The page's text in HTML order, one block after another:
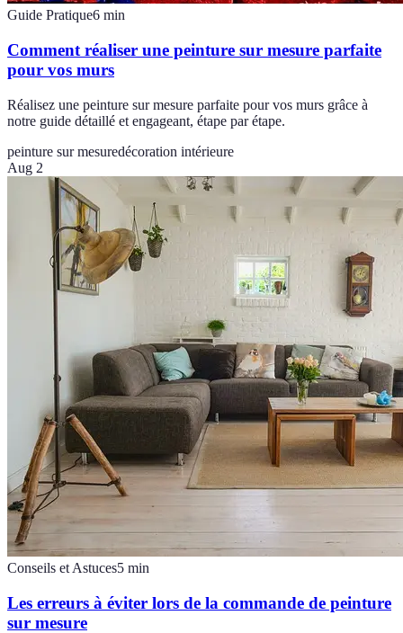
Guide Pratique6 min
Comment réaliser une peinture sur mesure parfaite
pour vos murs
Réalisez une peinture sur mesure parfaite pour vos murs grâce à
notre guide détaillé et engageant, étape par étape.
peinture sur mesuredécoration intérieure
Aug 2
Conseils et Astuces5 min
Les erreurs à éviter lors de la commande de peinture
sur mesure